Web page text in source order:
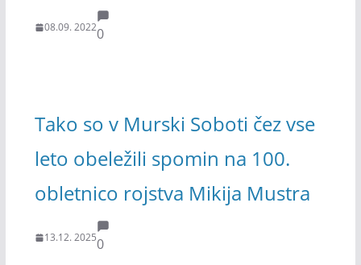
08.09. 20220
Tako so v Murski Soboti čez vse
leto obeležili spomin na 100.
obletnico rojstva Mikija Mustra
13.12. 20250